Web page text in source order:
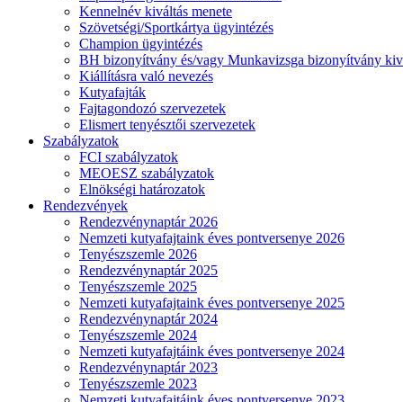
Kennelnév kiváltás menete
Szövetségi/Sportkártya ügyintézés
Champion ügyintézés
BH bizonyítvány és/vagy Munkavizsga bizonyítvány
Kiállításra való nevezés
Kutyafajták
Fajtagondozó szervezetek
Elismert tenyésztői szervezetek
Szabályzatok
FCI szabályzatok
MEOESZ szabályzatok
Elnökségi határozatok
Rendezvények
Rendezvénynaptár 2026
Nemzeti kutyafajtaink éves pontversenye 2026
Tenyészszemle 2026
Rendezvénynaptár 2025
Tenyészszemle 2025
Nemzeti kutyafajtaink éves pontversenye 2025
Rendezvénynaptár 2024
Tenyészszemle 2024
Nemzeti kutyafajtáink éves pontversenye 2024
Rendezvénynaptár 2023
Tenyészszemle 2023